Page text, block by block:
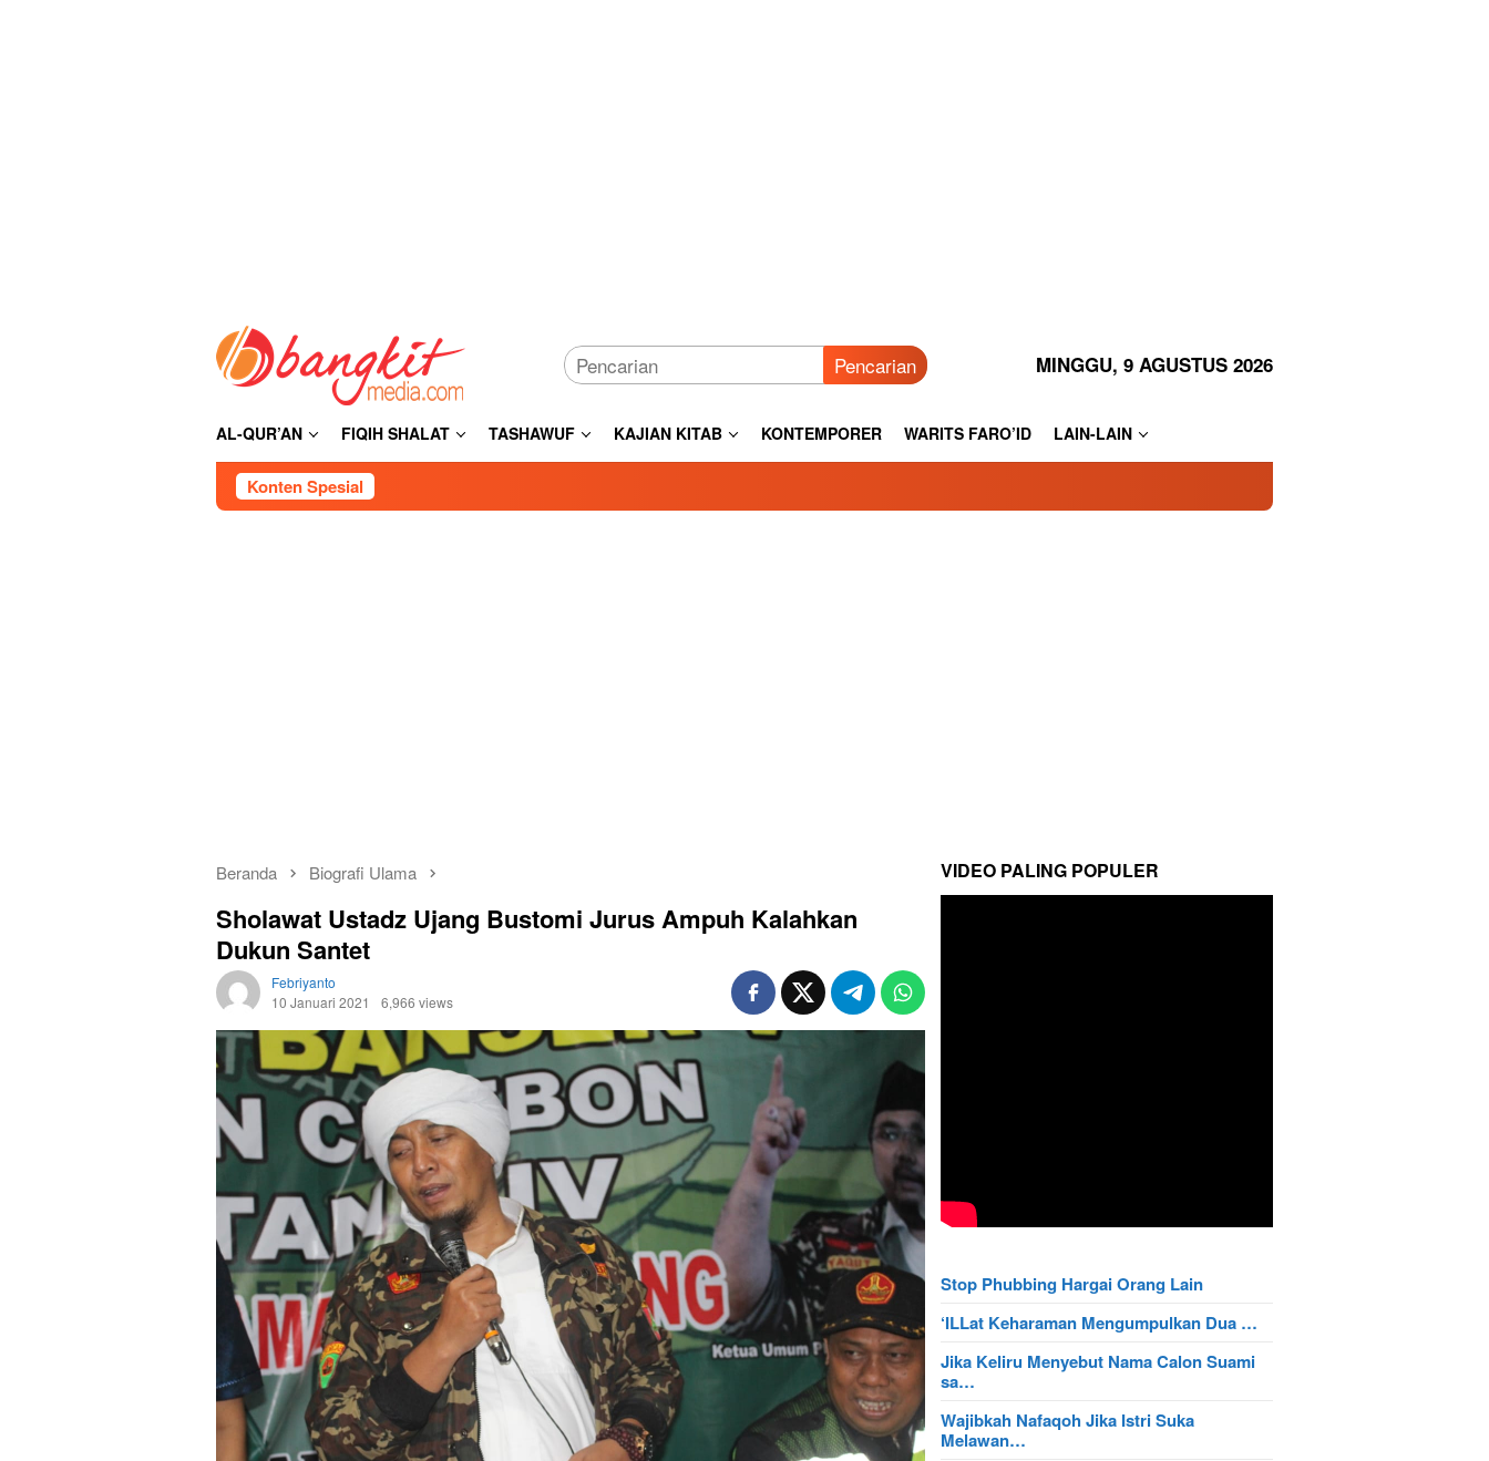
Pencarian MINGGU, 9 AGUSTUS 2026
AL-QUR’AN FIQIH SHALAT TASHAWUF KAJIAN KITAB KONTEMPORER WARITS FARO’ID LAIN-LAIN
Konten Spesial
Beranda Biografi Ulama
Sholawat Ustadz Ujang Bustomi Jurus Ampuh Kalahkan
Dukun Santet
Febriyanto
10 Januari 2021
6,966 views
VIDEO PALING POPULER
Stop Phubbing Hargai Orang Lain
‘ILLat Keharaman Mengumpulkan Dua …
Jika Keliru Menyebut Nama Calon Suami
sa…
Wajibkah Nafaqoh Jika Istri Suka
Melawan…